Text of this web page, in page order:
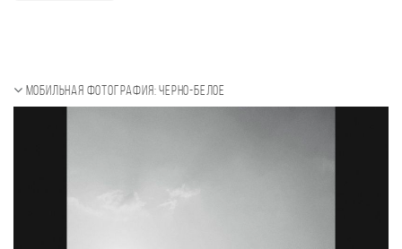
Мобильная фотография: черно-белое